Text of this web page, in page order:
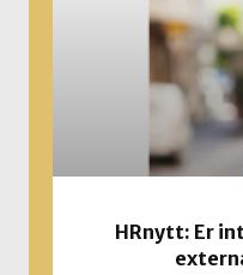
HRnytt: Er